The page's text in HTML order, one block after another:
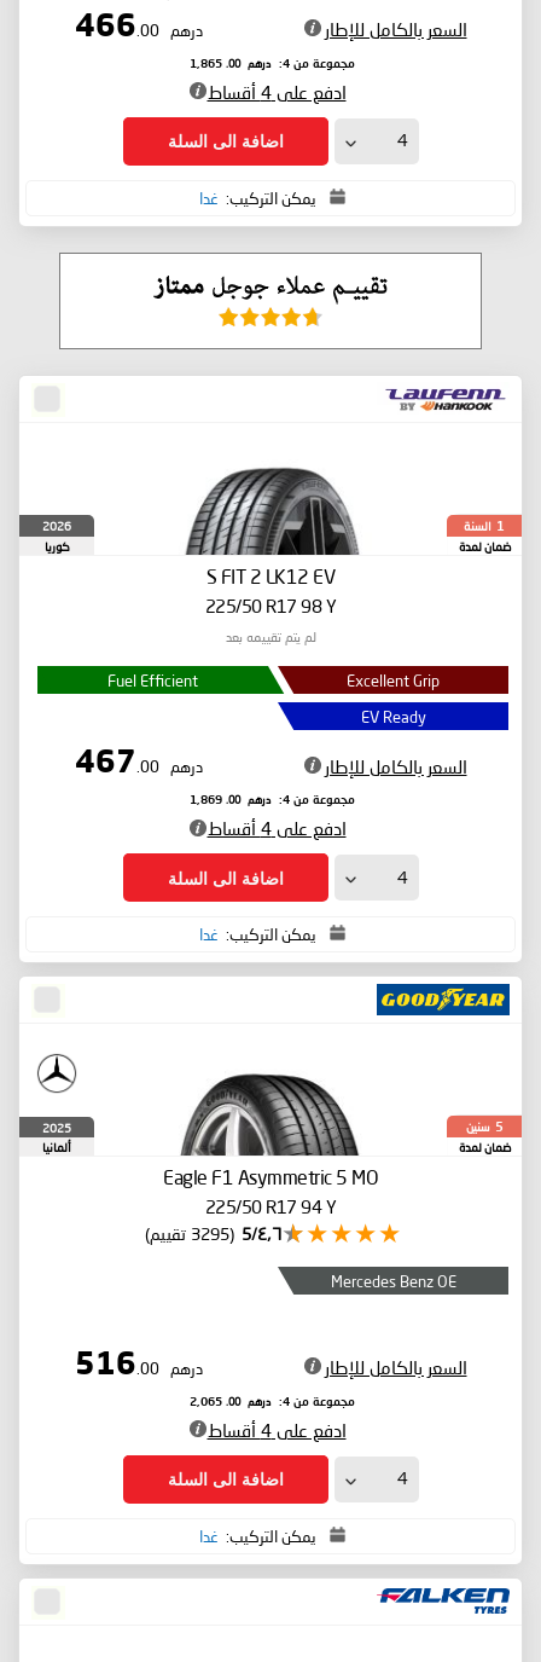
السعر بالكامل للإطار درهم 466
.00
مجموعة من 4: درهم 1,865
.00
ادفع على 4 أقساط
اضافة الى السلة
يمكن التركيب: غدا
1 السنة
ضمان لمدة
2026
كوريا
S FIT 2 LK12 EV
225/50 R17 98 Y
لم يتم تقييمه بعد
Excellent Grip
Fuel Efficient
EV Ready
السعر بالكامل للإطار درهم 467
.00
مجموعة من 4: درهم 1,869
.00
ادفع على 4 أقساط
اضافة الى السلة
يمكن التركيب: غدا
5 سنين
ضمان لمدة
2025
ألمانيا
Eagle F1 Asymmetric 5 MO
225/50 R17 94 Y
٤٫٦/5 (3295 تقييم)
Mercedes Benz OE
السعر بالكامل للإطار درهم 516
.00
مجموعة من 4: درهم 2,065
.00
ادفع على 4 أقساط
اضافة الى السلة
يمكن التركيب: غدا